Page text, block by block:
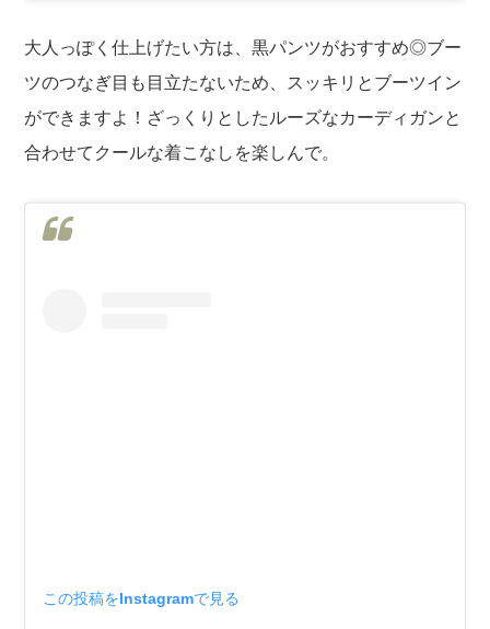
大人っぽく仕上げたい方は、黒パンツがおすすめ◎ブー
ツのつなぎ目も目立たないため、スッキリとブーツイン
ができますよ！ざっくりとしたルーズなカーディガンと
合わせてクールな着こなしを楽しんで。
この投稿をInstagramで見る